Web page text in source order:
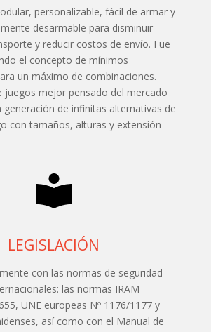
personalizable, fácil de armar y
desarmable para disminuir
y reducir costos de envío. Fue
el concepto de mínimos
un máximo de combinaciones.
juegos mejor pensado del mercado
generación de infinitas alternativas de
con tamaños, alturas y extensión
LEGISLACIÓN
con las normas de seguridad
las normas IRAM
UNE europeas Nº 1176/1177 y
así como con el Manual de